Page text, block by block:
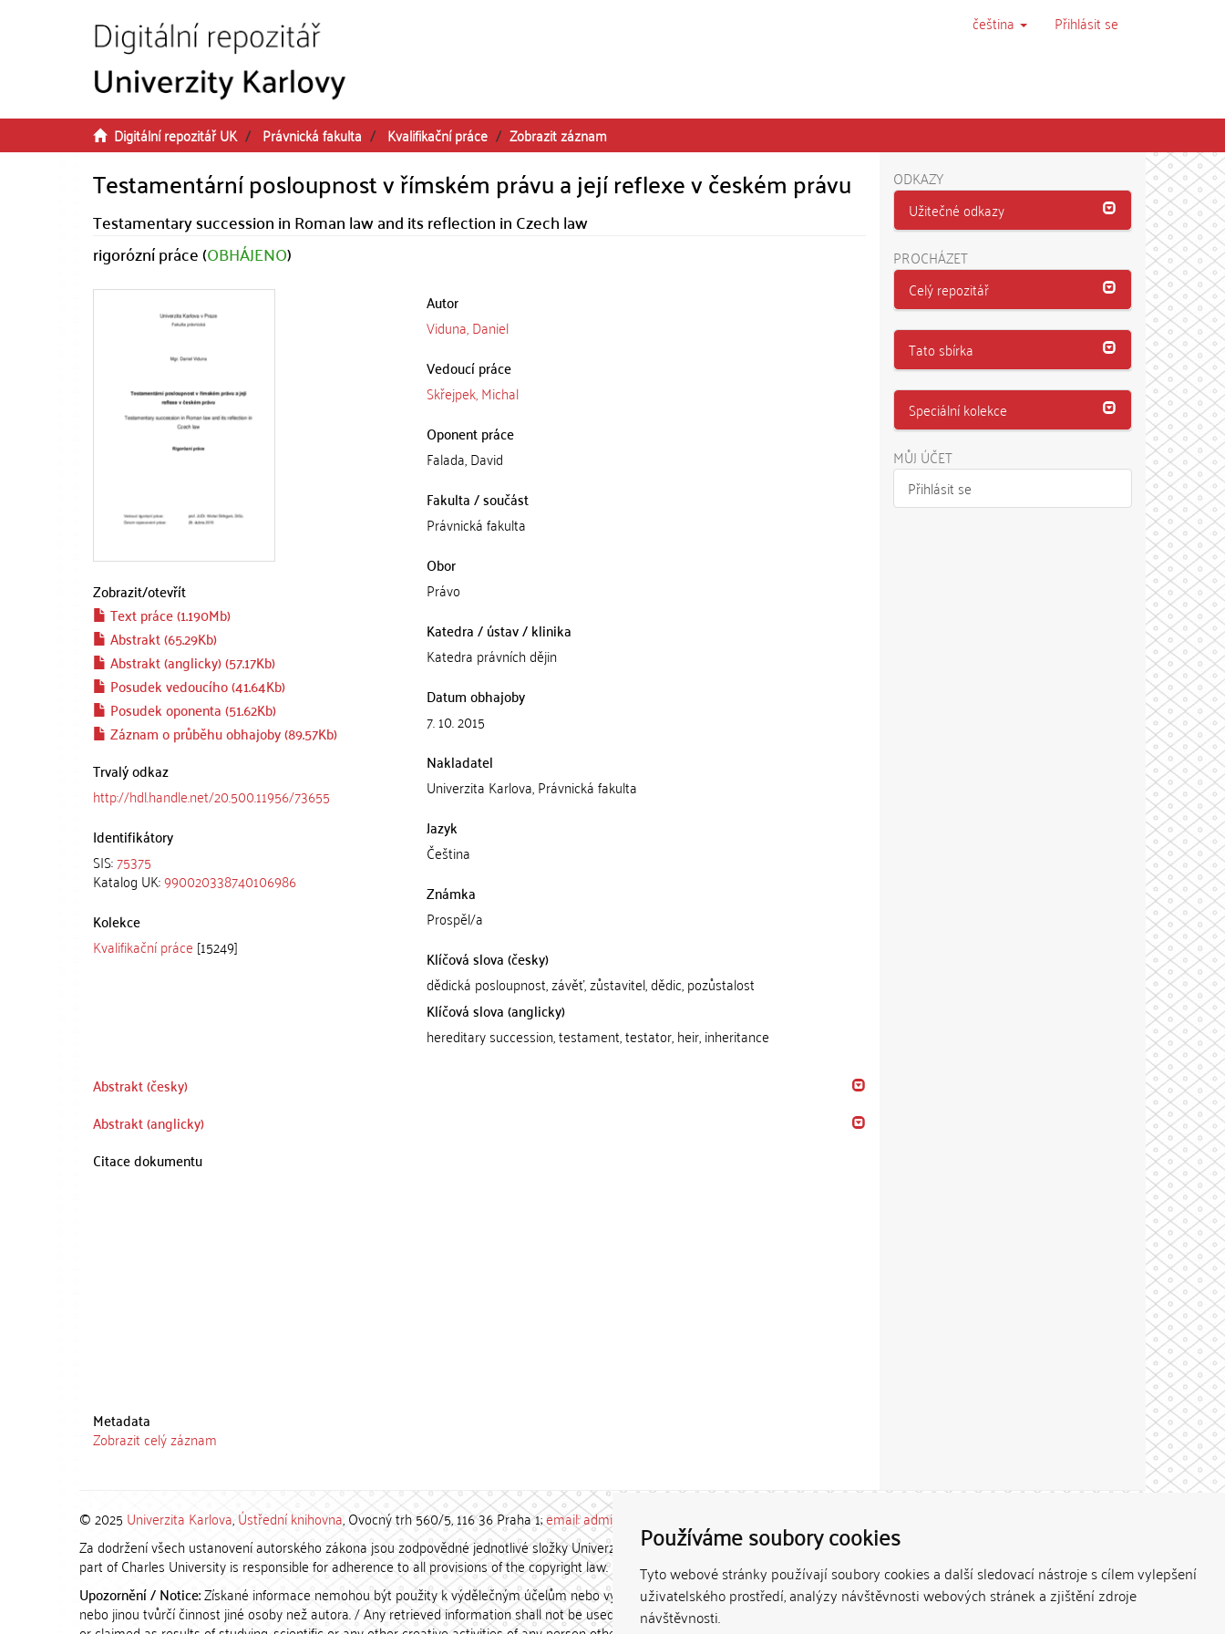
Používáme soubory cookies
Tyto webové stránky používají soubory cookies a další sledovací nástroje s cílem vylepšení
uživatelského prostředí, analýzy návštěvnosti webových stránek a zjištění zdroje
návštěvnosti.
čeština Přihlásit se
Digitální repozitář UK Právnická fakulta Kvalifikační práce Zobrazit záznam
Testamentární posloupnost v římském právu a její reflexe v českém právu
Testamentary succession in Roman law and its reflection in Czech law
rigorózní práce (OBHÁJENO)
Zobrazit/otevřít
Text práce (1.190Mb)
Abstrakt (65.29Kb)
Abstrakt (anglicky) (57.17Kb)
Posudek vedoucího (41.64Kb)
Posudek oponenta (51.62Kb)
Záznam o průběhu obhajoby (89.57Kb)
Trvalý odkaz
http://hdl.handle.net/20.500.11956/73655
Identifikátory
SIS:75375
Katalog UK:990020338740106986
Kolekce
Kvalifikační práce [15249]
Autor
Viduna, Daniel
Vedoucí práce
Skřejpek, Michal
Oponent práce
Falada, David
Fakulta / součást
Právnická fakulta
Obor
Právo
Katedra / ústav / klinika
Katedra právních dějin
Datum obhajoby
7. 10. 2015
Nakladatel
Univerzita Karlova, Právnická fakulta
Jazyk
Čeština
Známka
Prospěl/a
Klíčová slova (česky)
dědická posloupnost, závěť, zůstavitel, dědic, pozůstalost
Klíčová slova (anglicky)
hereditary succession, testament, testator, heir, inheritance
Abstrakt (česky)
Abstrakt (anglicky)
Citace dokumentu
Metadata
Zobrazit celý záznam
ODKAZY
Užitečné odkazy
PROCHÁZET
Celý repozitář
Tato sbírka
Speciální kolekce
MŮJ ÚČET
Přihlásit se
© 2025 Univerzita Karlova,Ústřední knihovna, Ovocný trh 560/5, 116 36 Praha 1;email: admin-repozitar [at] cuni.cz
Za dodržení všech ustanovení autorského zákona jsou zodpovědné jednotlivé složky Univerzity Karlovy. / Each constituent
part of Charles University is responsible for adherence to all provisions of the copyright law.
Upozornění / Notice:Získané informace nemohou být použity k výdělečným účelům nebo vydávány za studijní, vědeckou
nebo jinou tvůrčí činnost jiné osoby než autora. / Any retrieved information shall not be used for any commercial purposes